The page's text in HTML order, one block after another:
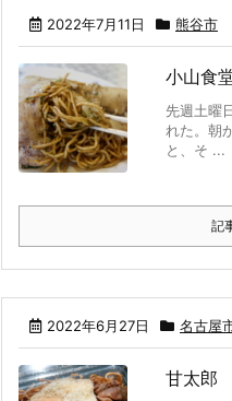
2022年7月11日 熊谷市
小山食
先週土曜
れた。朝
と、そ ...
記
2022年6月27日 名古屋
甘太郎